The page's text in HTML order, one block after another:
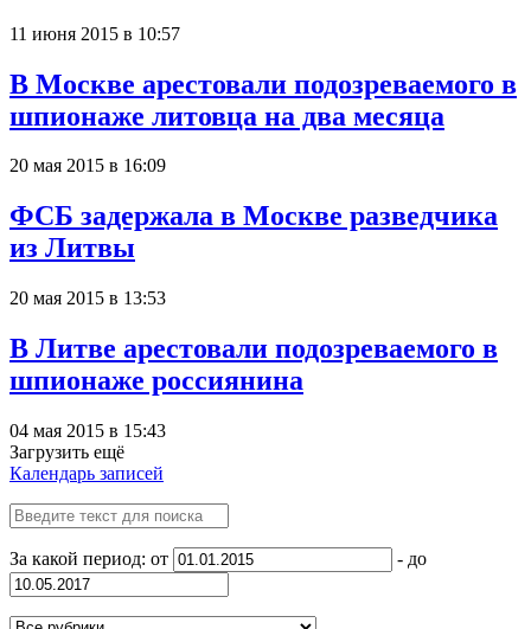
11 июня 2015 в 10:57
В Москве арестовали подозреваемого в
шпионаже литовца на два месяца
20 мая 2015 в 16:09
ФСБ задержала в Москве разведчика
из Литвы
20 мая 2015 в 13:53
В Литве арестовали подозреваемого в
шпионаже россиянина
04 мая 2015 в 15:43
Загрузить ещё
Календарь записей
За какой период: от - до